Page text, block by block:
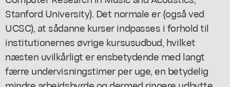
Stanford University). Det normale er (også ved
UCSC), at sådanne kurser indpasses i forhold til
institutionernes øvrige kursusudbud, hvilket
næsten uvilkårligt er ensbetydende med langt
færre undervisningstimer per uge, en betydelig